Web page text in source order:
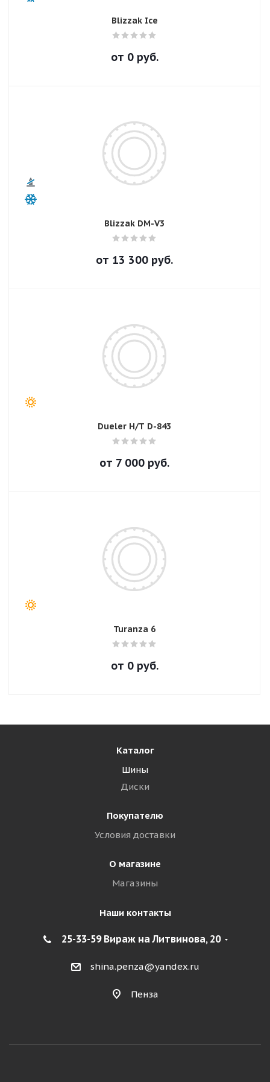
Blizzak Ice
от 0руб.
Blizzak DM-V3
от 13 300 руб.
Dueler H/T D-843
от 7 000 руб.
Turanza 6
от 0руб.
Каталог
Шины
Диски
Покупателю
Условия доставки
О магазине
Магазины
Наши контакты
25-33-59 Вираж на Литвинова, 20
shina.penza@yandex.ru
Пенза